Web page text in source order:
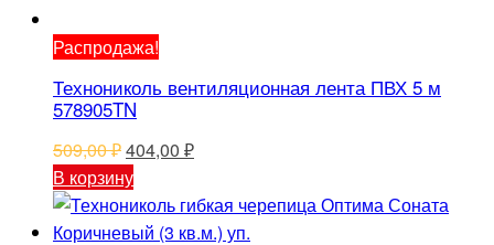
Распродажа!
Технониколь вентиляционная лента ПВХ 5 м
578905TN
509,00₽Первоначальная
цена
составляла
509,00 ₽.
404,00 ₽Текущая
404,00 ₽.
В корзину